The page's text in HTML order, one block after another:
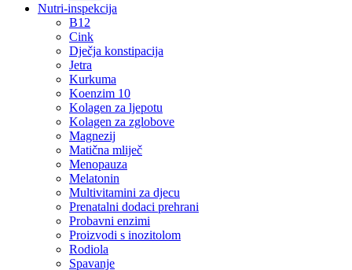
Nutri-inspekcija
B12
Cink
Dječja konstipacija
Jetra
Kurkuma
Koenzim 10
Kolagen za ljepotu
Kolagen za zglobove
Magnezij
Matična mliječ
Menopauza
Melatonin
Multivitamini za djecu
Prenatalni dodaci prehrani
Probavni enzimi
Proizvodi s inozitolom
Rodiola
Spavanje